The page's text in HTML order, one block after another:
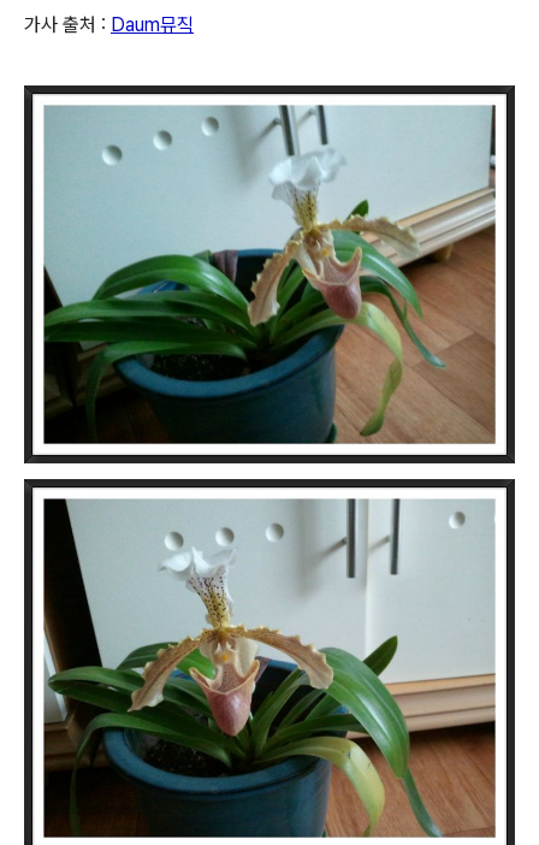
가사 출처 : Daum뮤직